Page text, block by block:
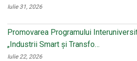
Iulie 31, 2026
Promovarea Programului
„Industrii Smart și Transfo…
Iulie 22, 2026